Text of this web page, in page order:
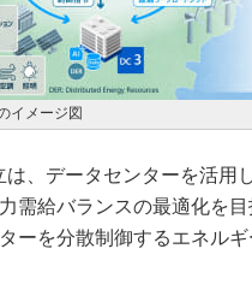
イメージ図
、データセンターを活用
需給バランスの最適化を
ーを分散制御するエネル